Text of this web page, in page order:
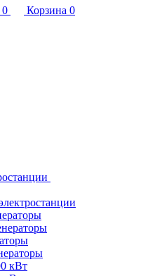
0 Корзина 0
кВт